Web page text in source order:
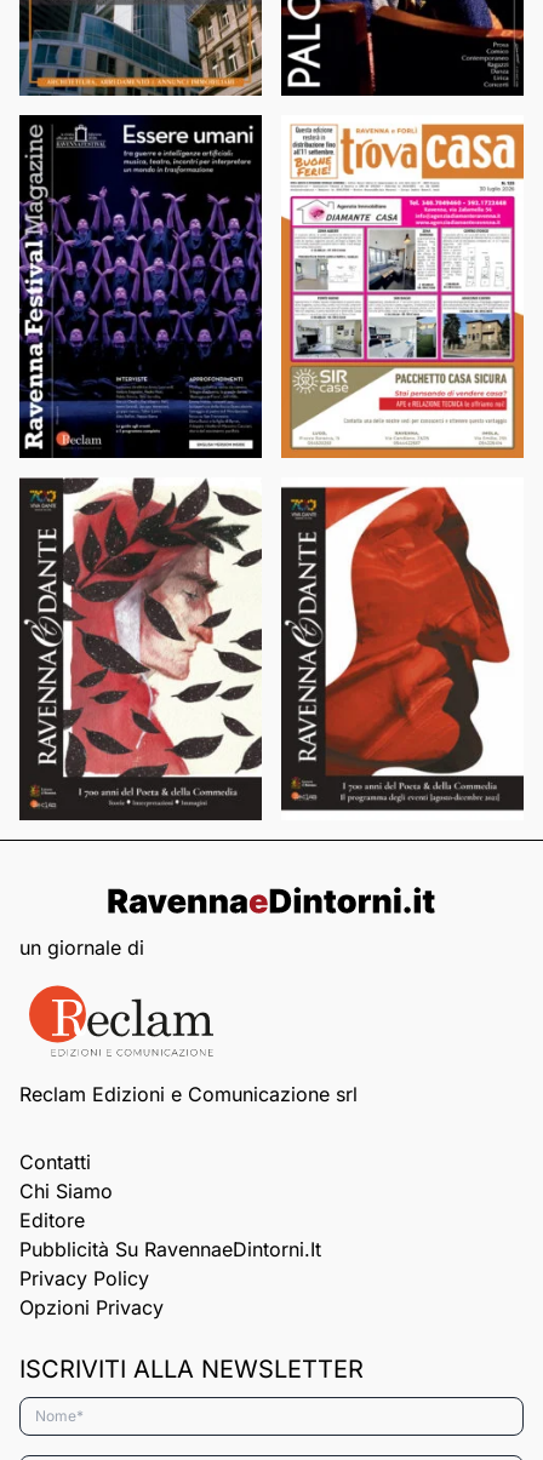
un giornale di
Reclam Edizioni e Comunicazione srl
Contatti
Chi Siamo
Editore
Pubblicità Su RavennaeDintorni.it
Privacy Policy
Opzioni Privacy
ISCRIVITI ALLA NEWSLETTER
Nome*